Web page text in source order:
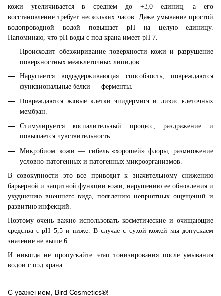
кожи увеличивается в среднем до +3,0 единиц, а его
восстановление требует нескольких часов. Даже умывание простой
водопроводной водой повышает рН на целую единицу.
Напоминаю, что рН воды с под крана имеет рН 7.
Происходит обезжиривание поверхности кожи и разрушение
поверхностных межклеточных липидов.
Нарушается водоудерживающая способность, повреждаются
функциональные белки — ферменты.
Повреждаются живые клетки эпидермиса и лизис клеточных
мембран.
Стимулируется воспалительный процесс, раздражение и
повышается чувствительность.
Микробиом кожи — гибель «хорошей» флоры, размножение
условно-патогенных и патогенных микроорганизмов.
В совокупности это все приводит к значительному снижению
барьерной и защитной функции кожи, нарушению ее обновления и
ухудшению внешнего вида, появлению неприятных ощущений и
развитию инфекций.
Поэтому очень важно использовать косметические и очищающие
средства с рН 5,5 и ниже. В случае с сухой кожей мы допускаем
значение не выше 6.
И никогда не пропускайте этап тонизирования после умывания
водой с под крана.
С уважением, Bird Cosmetics®!